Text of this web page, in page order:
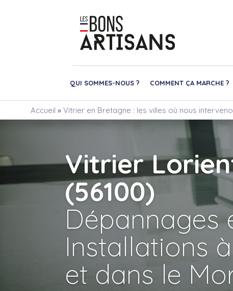
QUI SOMMES-NOUS ? COMMENT ÇA MARCHE ?
Accueil » Vitrier en Bretagne : les villes où nous
Vitrier
(56100)
Dépannages
Installations
et dans le